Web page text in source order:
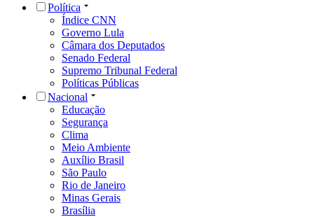
Política
Índice CNN
Governo Lula
Câmara dos Deputados
Senado Federal
Supremo Tribunal Federal
Políticas Públicas
Nacional
Educação
Segurança
Clima
Meio Ambiente
Auxílio Brasil
São Paulo
Rio de Janeiro
Minas Gerais
Brasília